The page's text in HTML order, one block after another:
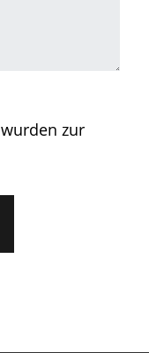
wurden zur